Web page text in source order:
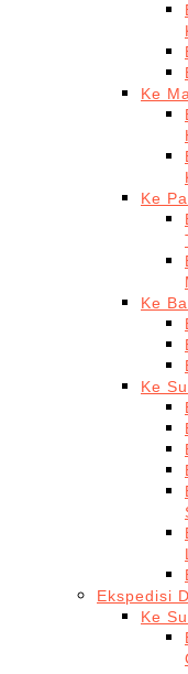
Ke
Ke
Ke
Ke
Ekspedisi
Ke